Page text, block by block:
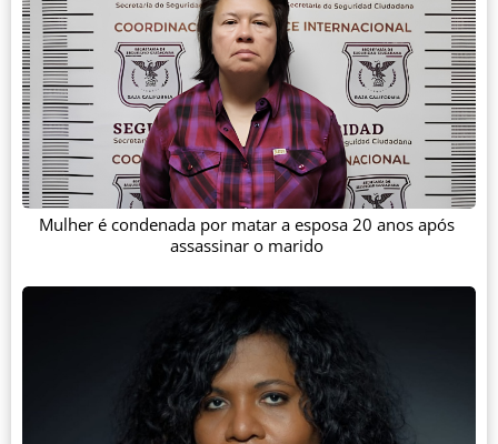
Mulher é condenada por matar a esposa 20 anos após
assassinar o marido